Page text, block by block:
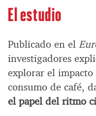
El estudio
Publicado en el
investigadores
explorar el
consumo de café,
el papel del ritmo